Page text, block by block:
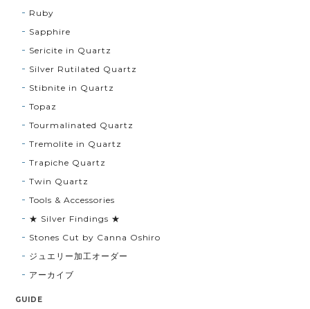
Ruby
Sapphire
Sericite in Quartz
Silver Rutilated Quartz
Stibnite in Quartz
Topaz
Tourmalinated Quartz
Tremolite in Quartz
Trapiche Quartz
Twin Quartz
Tools & Accessories
★ Silver Findings ★
Stones Cut by Canna Oshiro
ジュエリー加工オーダー
アーカイブ
GUIDE